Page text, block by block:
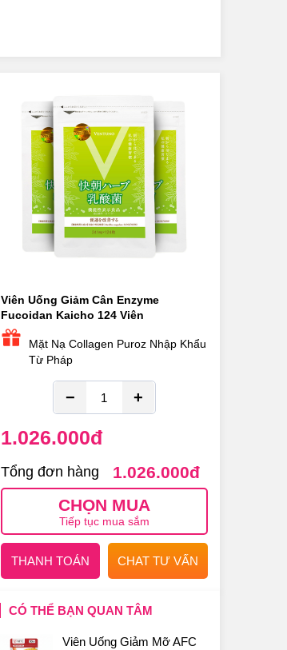
Viên Uống Giảm Cân Enzyme
Fucoidan Kaicho 124 Viên
Mặt Nạ Collagen Puroz Nhập Khẩu
Từ Pháp
+
−
1.026.000đ
Tổng đơn hàng 1.026.000đ
CHỌN MUA
Tiếp tục mua sắm
THANH TOÁN CHAT TƯ VẤN
CÓ THỂ BẠN QUAN TÂM
Viên Uống Giảm Mỡ AFC